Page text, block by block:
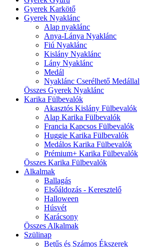
Gyerek Karkötő
Gyerek Nyaklánc
Alap nyaklánc
Anya-Lánya Nyaklánc
Fiú Nyaklánc
Kislány Nyaklánc
Lány Nyaklánc
Medál
Nyaklánc Cserélhető Medállal
Összes Gyerek Nyaklánc
Karika Fülbevalók
Akasztós Kislány Fülbevalók
Alap Karika Fülbevalók
Francia Kapcsos Fülbevalók
Huggie Karika Fülbevalók
Medálos Karika Fülbevalók
Prémium+ Karika Fülbevalók
Összes Karika Fülbevalók
Alkalmak
Ballagás
Elsőáldozás - Keresztelő
Halloween
Húsvét
Karácsony
Összes Alkalmak
Szülinap
Betűs és Számos Ékszerek